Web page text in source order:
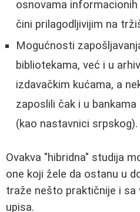
osnovama
čini prilagodljivijim na
Mogućnosti
bibliotekama, već i u
izdavačkim kućama, a
zaposlili čak i u
(kao nastavnici srpskog).
Ovakva "hibridna" studija
one koji žele da ostanu u
traže nešto praktičnije i sa
upisa.